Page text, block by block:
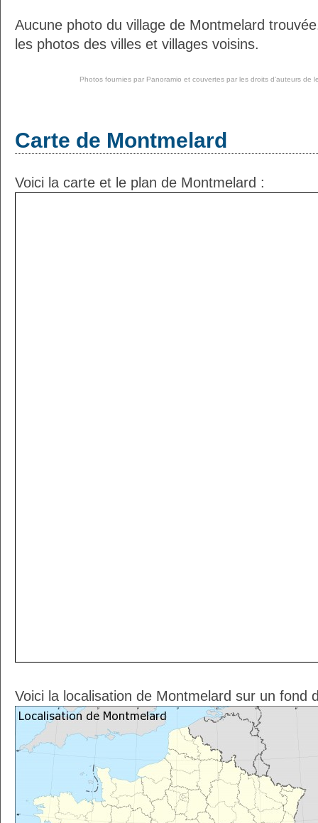
Aucune photo du village de Montmelard
les photos des villes et villages voisins.
Photos fournies par Panoramio et couvertes par les droits d'auteurs de
Carte de Montmelard
Voici la carte et le plan de Montmelard :
Voici la localisation de Montmelard sur un fond